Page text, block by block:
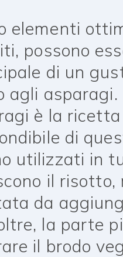
elementi
possono
di un
agli
è la
di
utilizzati in
il
da
la parte
il brodo